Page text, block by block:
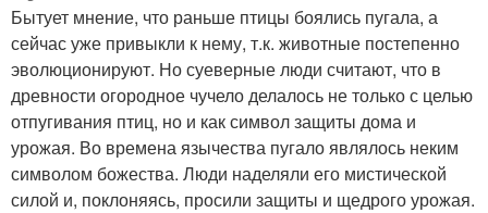
Бытует мнение, что раньше птицы боялись пугала, а
сейчас уже привыкли к нему, т.к. животные постепенно
эволюционируют. Но суеверные люди считают, что в
древности огородное чучело делалось не только с целью
отпугивания птиц, но и как символ защиты дома и
урожая. Во времена язычества пугало являлось неким
символом божества. Люди наделяли его мистической
силой и, поклоняясь, просили защиты и щедрого урожая.